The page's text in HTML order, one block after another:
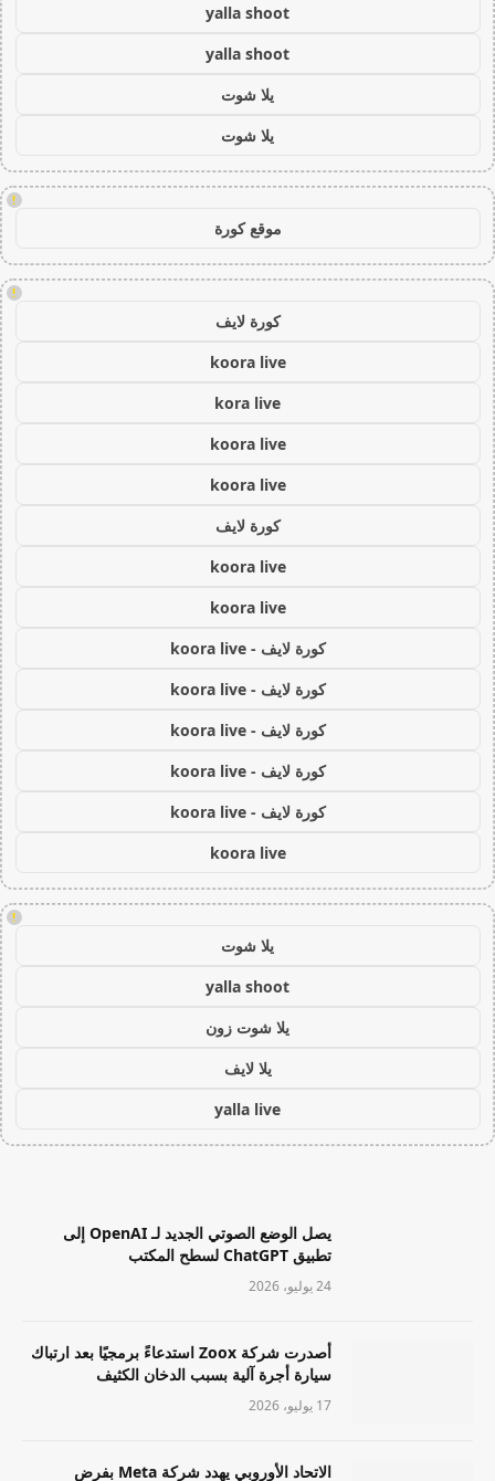
yalla shoot
yalla shoot
يلا شوت
يلا شوت
!
موقع كورة
!
كورة لايف
koora live
kora live
koora live
koora live
كورة لايف
koora live
koora live
كورة لايف - koora live
كورة لايف - koora live
كورة لايف - koora live
كورة لايف - koora live
كورة لايف - koora live
koora live
!
يلا شوت
yalla shoot
يلا شوت زون
يلا لايف
yalla live
يصل الوضع الصوتي الجديد لـ OpenAI إلى
تطبيق ChatGPT لسطح المكتب
24 يوليو، 2026
أصدرت شركة Zoox استدعاءً برمجيًا بعد ارتباك
سيارة أجرة آلية بسبب الدخان الكثيف
17 يوليو، 2026
الاتحاد الأوروبي يهدد شركة Meta بفرض